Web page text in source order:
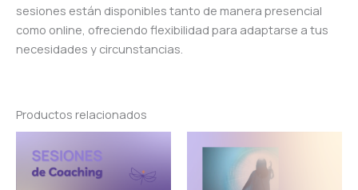
sesiones están disponibles tanto de manera presencial
como online, ofreciendo flexibilidad para adaptarse a tus
necesidades y circunstancias.
Productos relacionados